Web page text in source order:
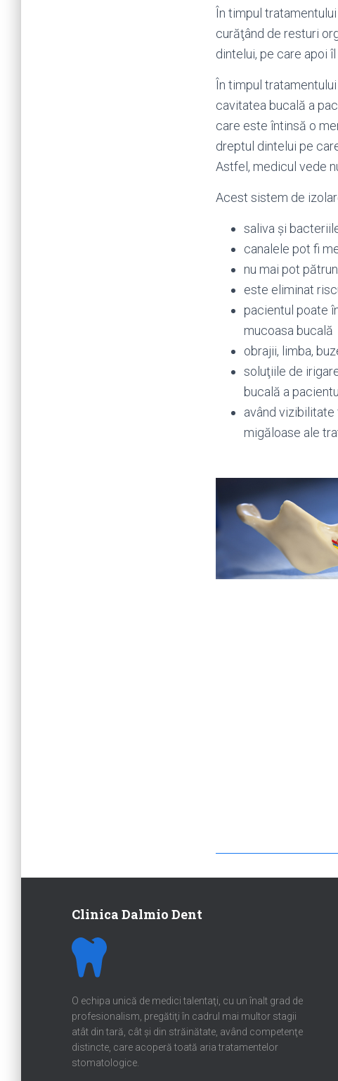
În timpul
curăţând de resturi
dintelui, pe care apoi
În timpul
cavitatea bucală a
care este întinsă o
dreptul dintelui pe
Astfel, medicul vede
Acest sistem de
saliva şi
canalele pot fi
nu mai pot
este eliminat
pacientul poate
mucoasa bucală
obrajii, limba,
soluţiile de
bucală a
având
migăloase ale
Clinica Dalmio Dent
O echipa unică de medici talentaţi, cu un înalt grad de
profesionalism, pregătiţi în cadrul mai multor stagii
atât din tară, cât şi din străinătate, având competenţe
distincte, care acoperă toată aria tratamentelor
stomatologice.